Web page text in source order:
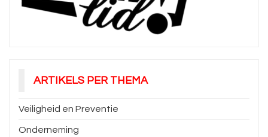
ARTIKELS PER THEMA
Veiligheid en Preventie
Onderneming